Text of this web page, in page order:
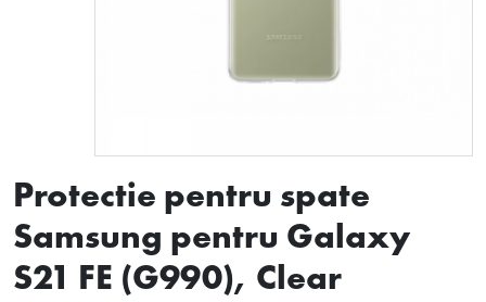
Protectie pentru spate
Samsung pentru Galaxy
S21 FE (G990), Clear